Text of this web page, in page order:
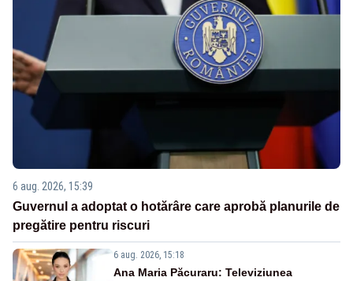
6 aug. 2026, 15:39
Guvernul a adoptat o hotărâre care aprobă planurile de
pregătire pentru riscuri
6 aug. 2026, 15:18
Ana Maria Păcuraru: Televiziunea